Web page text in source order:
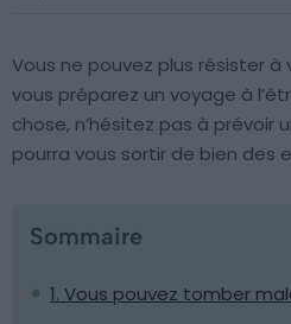
Vous ne pouvez plus résister à
vous préparez un voyage à
chose, n’hésitez pas à prévoir
pourra vous sortir de bien des
Sommaire
1. Vous pouvez tomber